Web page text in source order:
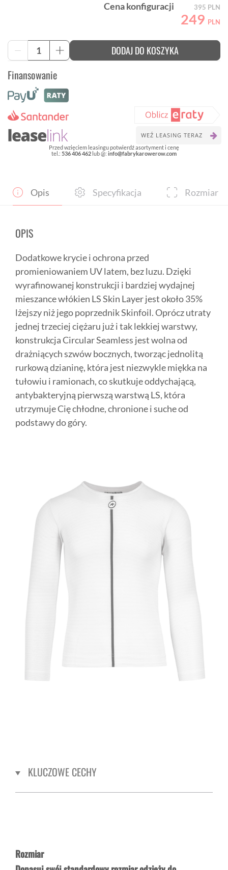
Cena konfiguracji 395 PLN
249 PLN
-
ilość
Letni
Ciała
Z
Długim
Rękawem
ASSOS
+ DODAJ DO KOSZYKA
Finansowanie
WEŹ LEASING TERAZ
Przed wzięciem leasingu potwierdź asortyment i cenę
tel.: 536 406 462 lub @: info@fabrykarowerow.com
Opis Specyfikacja Rozmiar
OPIS
Dodatkowe krycie i ochrona przed
promieniowaniem UV latem, bez luzu. Dzięki
wyrafinowanej konstrukcji i bardziej wydajnej
mieszance włókien LS Skin Layer jest około 35%
lżejszy niż jego poprzednik Skinfoil. Oprócz utraty
jednej trzeciej ciężaru już i tak lekkiej warstwy,
konstrukcja Circular Seamless jest wolna od
drażniących szwów bocznych, tworząc jednolitą
rurkową dzianinę, która jest niezwykle miękka na
tułowiu i ramionach, co skutkuje oddychającą,
antybakteryjną pierwszą warstwą LS, która
utrzymuje Cię chłodne, chronione i suche od
podstawy do góry.
KLUCZOWE CECHY
Rozmiar